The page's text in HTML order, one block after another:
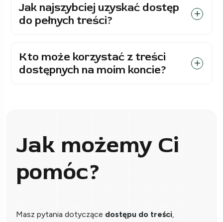
Jak najszybciej uzyskać dostęp
do pełnych treści?
Kto może korzystać z treści
dostępnych na moim koncie?
Jak możemy Ci
pomóc?
Masz pytania dotyczące dostępu do treści,